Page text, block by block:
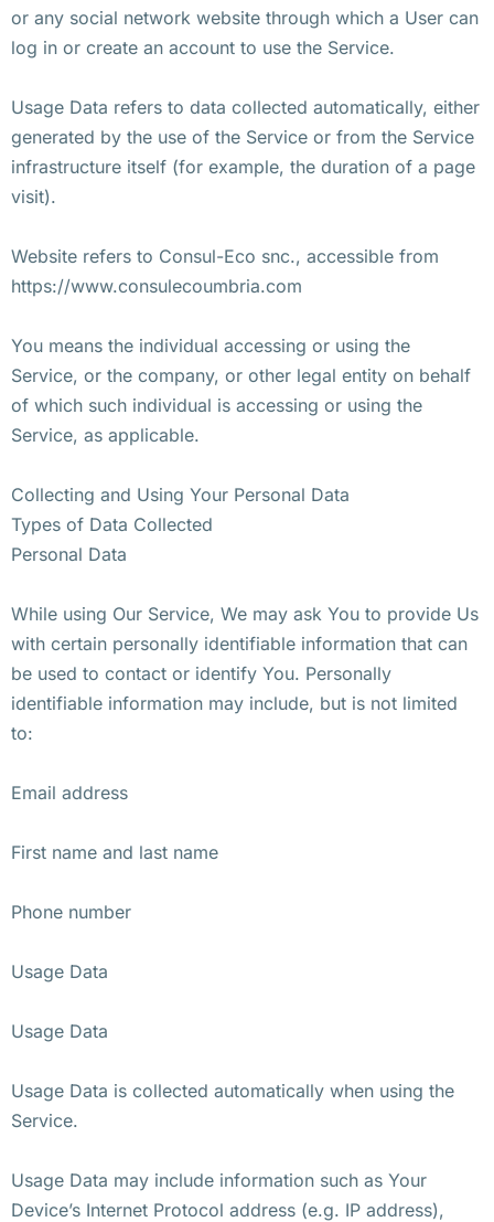
or any social network website through which a User can
log in or create an account to use the Service.
Usage Data refers to data collected automatically, either
generated by the use of the Service or from the Service
infrastructure itself (for example, the duration of a page
visit).
Website refers to Consul-Eco snc., accessible from
https://www.consulecoumbria.com
You means the individual accessing or using the
Service, or the company, or other legal entity on behalf
of which such individual is accessing or using the
Service, as applicable.
Collecting and Using Your Personal Data
Types of Data Collected
Personal Data
While using Our Service, We may ask You to provide Us
with certain personally identifiable information that can
be used to contact or identify You. Personally
identifiable information may include, but is not limited
to:
Email address
First name and last name
Phone number
Usage Data
Usage Data
Usage Data is collected automatically when using the
Service.
Usage Data may include information such as Your
Device’s Internet Protocol address (e.g. IP address),